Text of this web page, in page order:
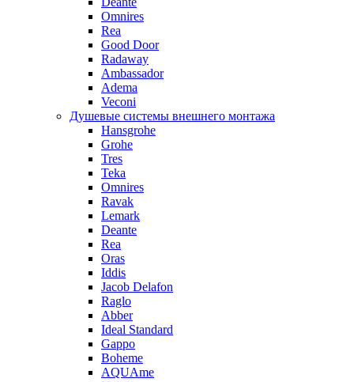
Omnires
Rea
Good Door
Radaway
Ambassador
Adema
Veconi
Душевые системы внешнего монтажа
Hansgrohe
Grohe
Tres
Teka
Omnires
Ravak
Lemark
Deante
Rea
Oras
Iddis
Jacob Delafon
Raglo
Abber
Ideal Standard
Gappo
Boheme
AQUAme